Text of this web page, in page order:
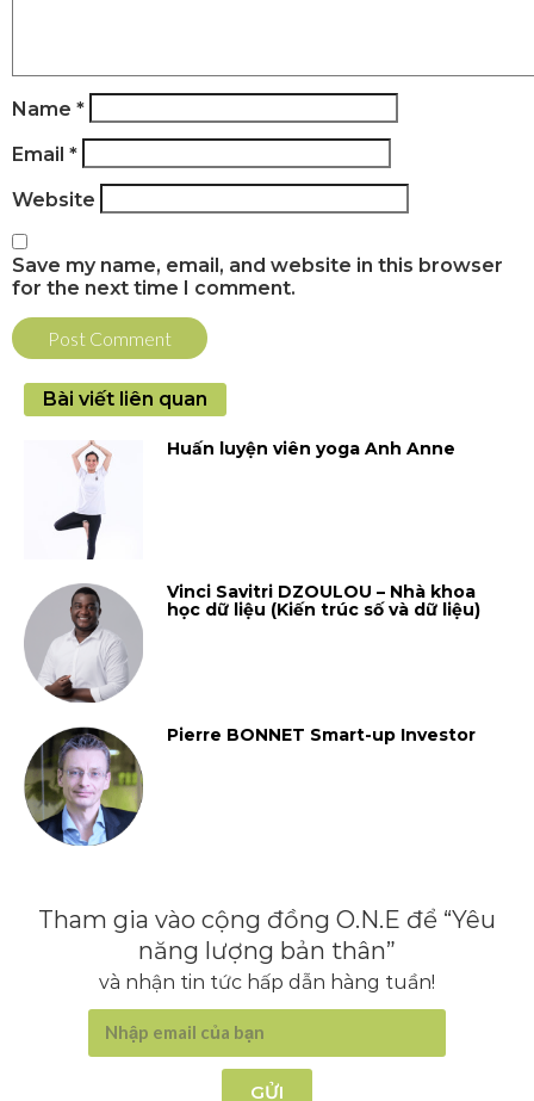
Name *
Email *
Website
Save my name, email, and website in this browser
for the next time I comment.
Bài viết liên quan
Huấn luyện viên yoga Anh Anne
Vinci Savitri DZOULOU – Nhà khoa
học dữ liệu (Kiến trúc số và dữ liệu)
Pierre BONNET Smart-up Investor
Tham gia vào cộng đồng O.N.E để “Yêu
năng lượng bản thân”
và nhận tin tức hấp dẫn hàng tuần!
GỬI